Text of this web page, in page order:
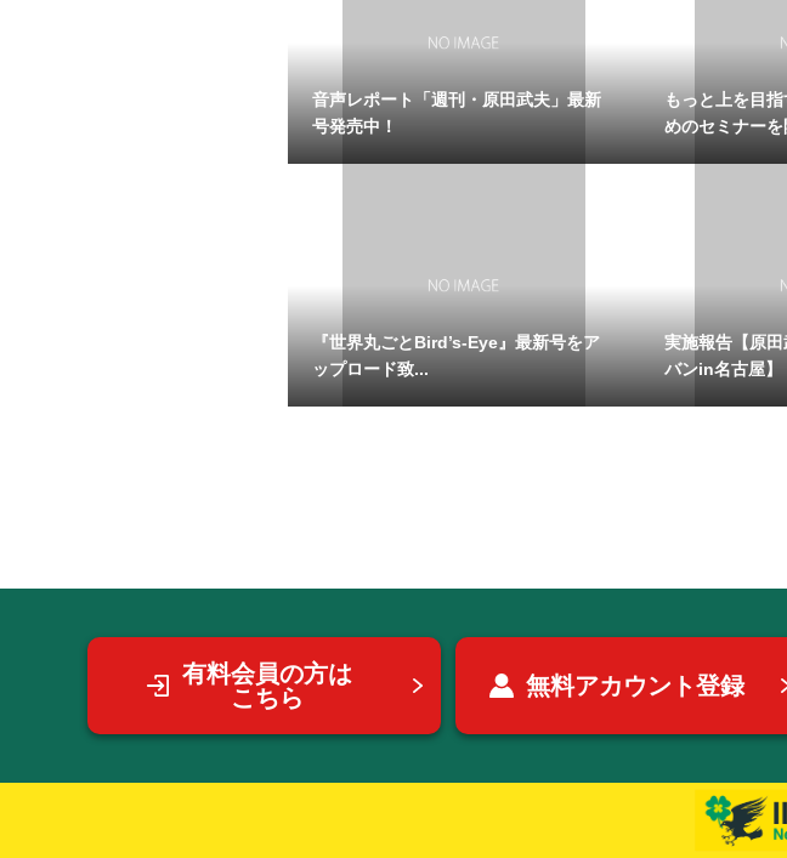
音声レポート「週刊・原田武夫」最新
号発売中！
もっと上を目
めのセミナー
『世界丸ごとBird’s-Eye』最新号をア
ップロード致...
実施報告【原
バンin名古屋】
有料会員の方は
こちら
無料アカウント登録